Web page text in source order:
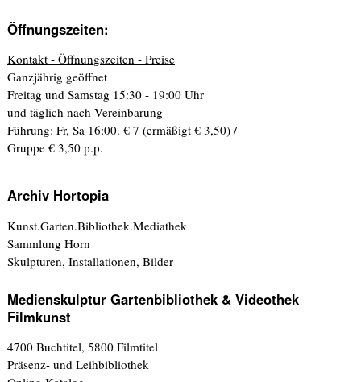
Öffnungszeiten:
Kontakt - Öffnungszeiten - Preise
Ganzjährig geöffnet
Freitag und Samstag 15:30 - 19:00 Uhr
und täglich nach Vereinbarung
Führung: Fr, Sa 16:00. € 7 (ermäßigt € 3,50) /
Gruppe € 3,50 p.p.
Archiv Hortopia
Kunst.Garten.Bibliothek.Mediathek
Sammlung Horn
Skulpturen, Installationen, Bilder
Medienskulptur Gartenbibliothek & Videothek
Filmkunst
4700 Buchtitel, 5800 Filmtitel
Präsenz- und Leihbibliothek